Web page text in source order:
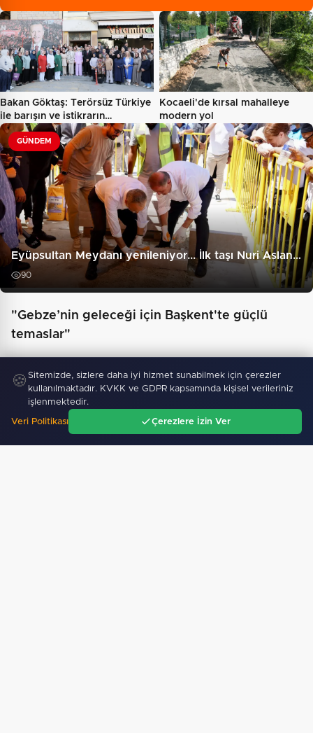
Bakan Göktaş: Terörsüz Türkiye
ile barışın ve istikrarın…
Kocaeli'de kırsal mahalleye
modern yol
GÜNDEM
Eyüpsultan Meydanı yenileniyor... İlk taşı Nuri Aslan…
90
"Gebze’nin geleceği için Başkent'te güçlü
temaslar"
🍪 Sitemizde, sizlere daha iyi hizmet sunabilmek için çerezler
kullanılmaktadır. KVKK ve GDPR kapsamında kişisel verileriniz
işlenmektedir.
Veri Politikası Çerezlere İzin Ver
Gündem Ara Menü